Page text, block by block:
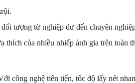
tượng từ nghiệp dư đến chuyên
thích của nhiều nhiếp ảnh gia trên toàn
công nghệ tiên tiến, tốc độ lấy nét